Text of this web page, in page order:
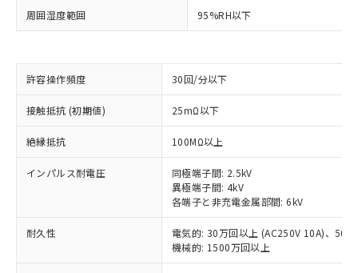
周囲湿度範囲 95%RH以下
許容操作頻度 30回/分以下
接触抵抗 (初期値) 25mΩ以下
絶縁抵抗 100MΩ以上
インパルス耐電圧
同極端子間: 2.5kV
異極端子間: 4kV
各端子と非充電金属部間: 6kV
耐久性
電気的: 30万回以上 (AC250V 10A)、50
機械的: 1500万回以上
対応済み：EU RoHS指令（10物質）の
非含有に対応した製品が提供可能な商品で
対応予定：EU RoHS指令（10物質）の非含
有に対応した製品に切り替える予定のある
対応予定なし：EU RoHS指令（10物質）の